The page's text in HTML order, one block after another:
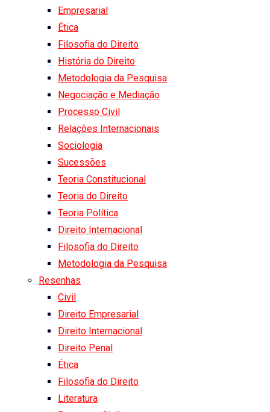
Empresarial
Ética
Filosofia do Direito
História do Direito
Metodologia da Pesquisa
Negociação e Mediação
Processo Civil
Relações Internacionais
Sociologia
Sucessões
Teoria Constitucional
Teoria do Direito
Teoria Política
Direito Internacional
Filosofia do Direito
Metodologia da Pesquisa
Resenhas
Civil
Direito Empresarial
Direito Internacional
Direito Penal
Ética
Filosofia do Direito
Literatura